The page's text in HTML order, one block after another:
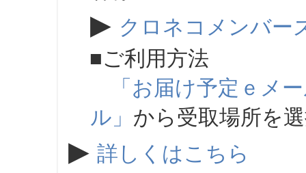
▶ クロネコメンバー
■ご利用方法
「お届け予定ｅメ
ル」 から受取場所を
▶ 詳しくはこちら